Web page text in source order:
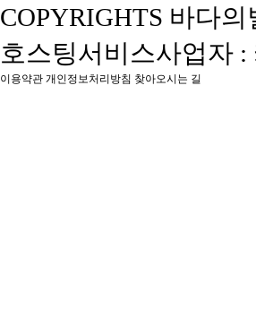
COPYRIGHTS 바다
호스팅서비스사업자 :
이용약관 개인정보처리방침 찾아오시는 길